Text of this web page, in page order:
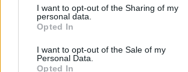
I want to opt-out of the Sharing of my
personal data.
Opted In
I want to opt-out of the Sale of my
Personal Data.
Opted In
Τζένιφερ Άνιστον: Το μεγάλο fitness
λάθος και η προπόνηση που κάνει
και έχει αλλάξει το σώμα της
DPG NETWORK